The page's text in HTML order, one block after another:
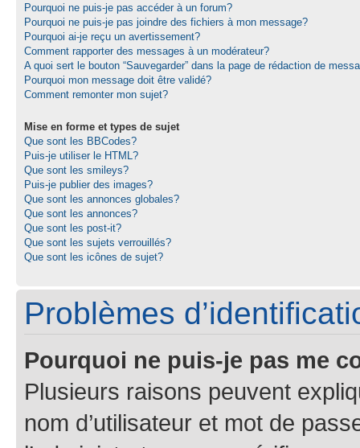
Pourquoi ne puis-je pas accéder à un forum?
Pourquoi ne puis-je pas joindre des fichiers à mon message?
Pourquoi ai-je reçu un avertissement?
Comment rapporter des messages à un modérateur?
A quoi sert le bouton “Sauvegarder” dans la page de rédaction de
Pourquoi mon message doit être validé?
Comment remonter mon sujet?
Mise en forme et types de sujet
Que sont les BBCodes?
Puis-je utiliser le HTML?
Que sont les smileys?
Puis-je publier des images?
Que sont les annonces globales?
Que sont les annonces?
Que sont les post-it?
Que sont les sujets verrouillés?
Que sont les icônes de sujet?
Problèmes
Pourquoi ne puis-je pas me
Plusieurs raisons peuvent
nom d’utilisateur et mot de